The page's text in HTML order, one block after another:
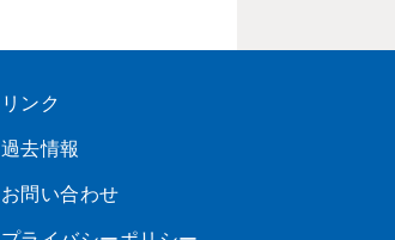
リンク
過去情報
お問い合わせ